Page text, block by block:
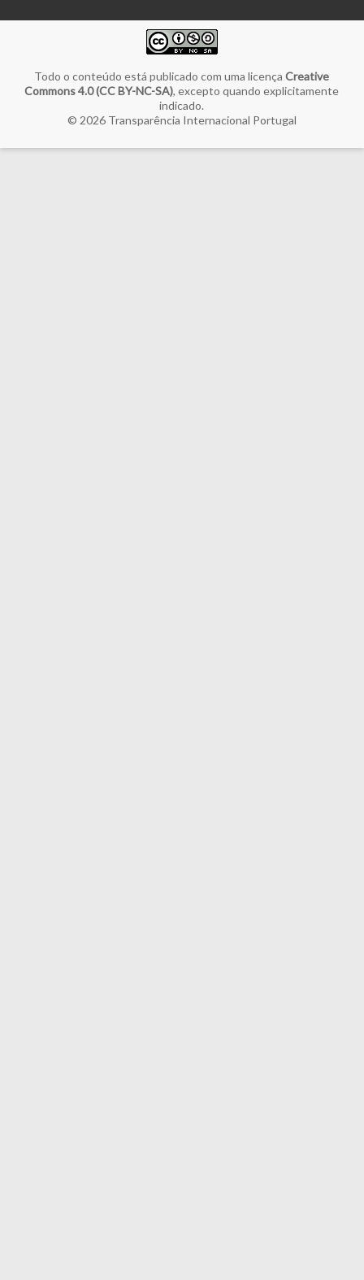
Todo o conteúdo está publicado com uma licençaCreative
Commons 4.0 (CC BY-NC-SA), excepto quando explicitamente
indicado.
© 2026 Transparência Internacional Portugal